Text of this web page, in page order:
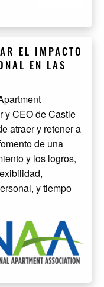
EL IMPACTO
EN LAS
y CEO de Castle
atraer y retener a
de una
y los logros,
y tiempo